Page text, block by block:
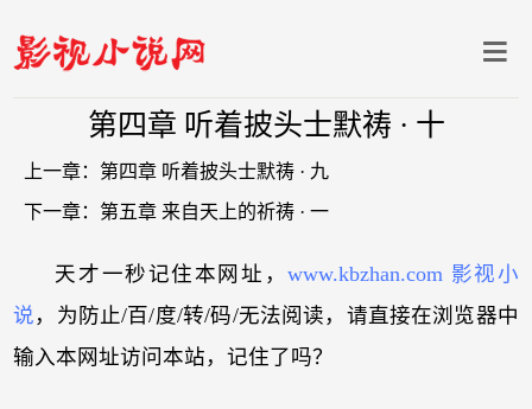
第四章 听着披头士默祷 · 十
上一章： 第四章 听着披头士默祷 · 九
下一章： 第五章 来自天上的祈祷 · 一
天才一秒记住本网址，www.kbzhan.com 影视小
说 ，为防止/百/度/转/码/无法阅读，请直接在浏览器中
输入本网址访问本站，记住了吗？